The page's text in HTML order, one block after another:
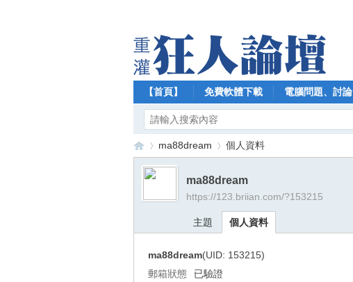
【首頁】 免費軟體下載 電腦問題、討論
›
ma88dream 個人資料
ma88dream
https://123.briian.com/?153215
主題 個人資料
ma88dream(UID: 153215)
郵箱狀態
已驗證